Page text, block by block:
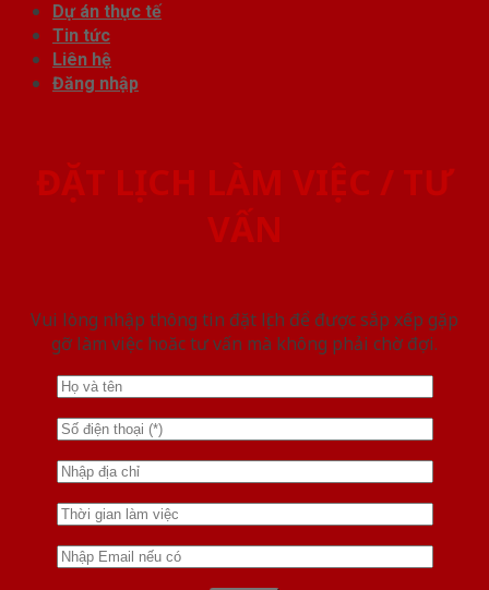
Dự án thực tế
Tin tức
Liên hệ
Đăng nhập
ĐẶT LỊCH LÀM VIỆC / TƯ
VẤN
Vui lòng nhập thông tin đặt lịch để được sắp xếp gặp
gỡ làm việc hoăc tư vấn mà không phải chờ đợi.